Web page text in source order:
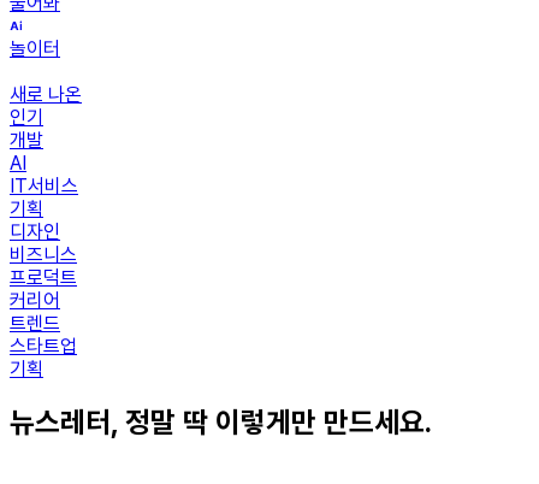
놀이터
새로 나온
인기
개발
AI
IT서비스
기획
디자인
비즈니스
프로덕트
커리어
트렌드
스타트업
기획
뉴스레터, 정말 딱 이렇게만 만드세요.